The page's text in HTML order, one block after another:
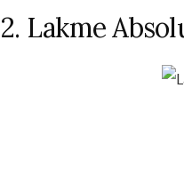
2. Lakme